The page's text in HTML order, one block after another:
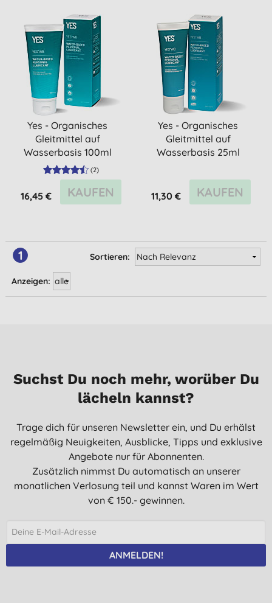
Yes - Organisches
Gleitmittel auf
Wasserbasis 100ml
(2)
16,45 € KAUFEN
Yes - Organisches
Gleitmittel auf
Wasserbasis 25ml
11,30 € KAUFEN
1 Sortieren:
Anzeigen:
Suchst Du noch mehr, worüber Du
lächeln kannst?
Trage dich für unseren Newsletter ein, und Du erhälst
regelmäßig Neuigkeiten, Ausblicke, Tipps und exklusive
Angebote nur für Abonnenten.
Zusätzlich nimmst Du automatisch an unserer
monatlichen Verlosung teil und kannst Waren im Wert
von € 150.- gewinnen.
ANMELDEN!